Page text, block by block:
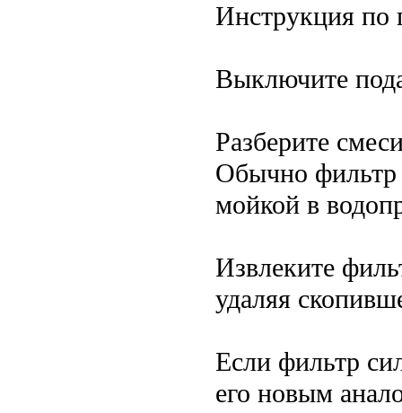
Инструкция по
Выключите
Разберите
Обычно фильтр
мойкой в
Извлеките
удаляя
Если фильтр
его новым